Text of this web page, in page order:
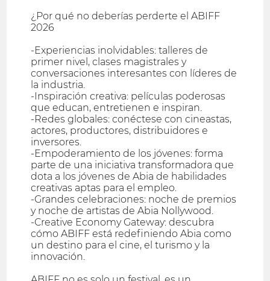
¿Por qué no deberías perderte el ABIFF
2026
-Experiencias inolvidables: talleres de
primer nivel, clases magistrales y
conversaciones interesantes con líderes de
la industria.
-Inspiración creativa: películas poderosas
que educan, entretienen e inspiran.
-Redes globales: conéctese con cineastas,
actores, productores, distribuidores e
inversores.
-Empoderamiento de los jóvenes: forma
parte de una iniciativa transformadora que
dota a los jóvenes de Abia de habilidades
creativas aptas para el empleo.
-Grandes celebraciones: noche de premios
y noche de artistas de Abia Nollywood.
-Creative Economy Gateway: descubra
cómo ABIFF está redefiniendo Abia como
un destino para el cine, el turismo y la
innovación.